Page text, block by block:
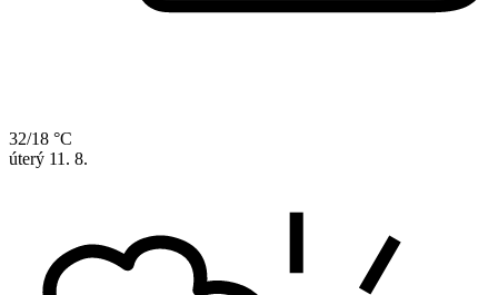
32/18 °C
úterý 11. 8.